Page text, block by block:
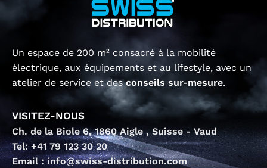
Un espace de 200 m² consacré à la mobilité
électrique, aux équipements et au lifestyle, avec un
atelier de service et desconseils sur-mesure.
VISITEZ-NOUS
Ch. de la Biole 6, 1860 Aigle , Suisse - Vaud
Tel: +41 79 123 30 20
Email : info@swiss-distribution.com